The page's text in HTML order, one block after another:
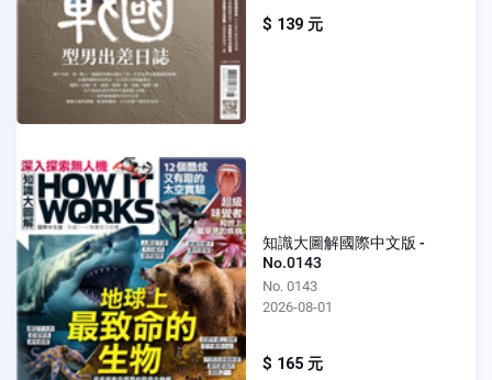
$ 139 元
知識大圖解國際中文版 -
No.0143
No. 0143
2026-08-01
$ 165 元